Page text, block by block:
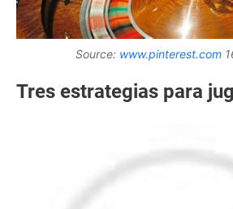
Source: www.pinterest.com
Tres estrategias para